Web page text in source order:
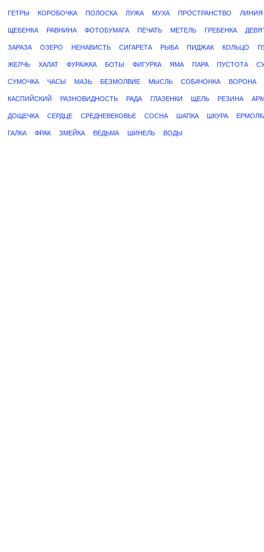
ГЕТРЫ КОРОБОЧКА ПОЛОСКА ЛУЖА МУХА ПРОСТРАНСТВО ЛИНИЯ
ЩЕБЕНКА РАВНИНА ФОТОБУМАГА ПЕЧАТЬ МЕТЕЛЬ ГРЕБЕНКА
ЗАРАЗА ОЗЕРО НЕНАВИСТЬ СИГАРЕТА РЫБА ПИДЖАК КОЛЬЦО
ЖЕЛЧЬ ХАЛАТ ФУРАЖКА БОТЫ ФИГУРКА ЯМА ПАРА ПУСТОТА
СУМОЧКА ЧАСЫ МАЗЬ БЕЗМОЛВИЕ МЫСЛЬ СОБАЧОНКА ВОРОНА
КАСПИЙСКИЙ РАЗНОВИДНОСТЬ РАДА ГЛАЗЕНКИ ЩЕЛЬ РЕЗИНА
ДОЩЕЧКА СЕРДЦЕ СРЕДНЕВЕКОВЬЕ СОСНА ШАПКА ШКУРА
ГАЛКА ФРАК ЗМЕЙКА ВЕДЬМА ШИНЕЛЬ ВОДЫ